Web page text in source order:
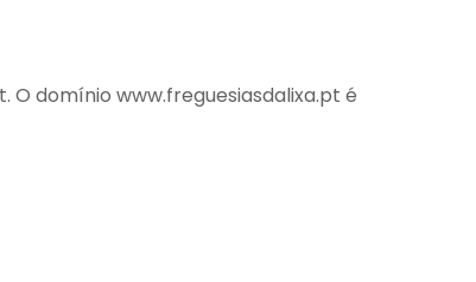
O domínio www.freguesiasdalixa.pt é